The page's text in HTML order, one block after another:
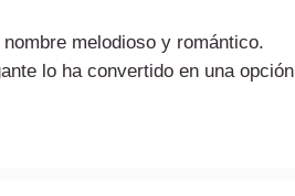
melodioso y romántico.
lo ha convertido en una opción